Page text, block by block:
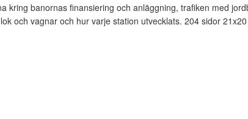
kring banornas finansiering och anläggning, trafiken med
och vagnar och hur varje station utvecklats. 204 sidor